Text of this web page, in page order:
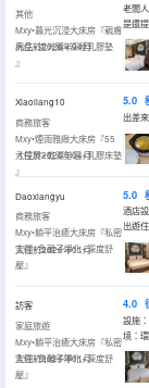
其他
Mxy•暮光沉浸大床房『親膚
棉品+遮光簾+深睡乳膠墊
』
入住於2026年04月
老闆
是還
Xiaoliang10
商務旅客
Mxy•煙雨雅緻大床房『55
寸投屏+乾濕分區+乳膠床墊
』
入住於2026年04月
5.0
出差
Daoxiangyu
商務旅客
Mxy•躺平治癒大床房『私密
空間+負離子凈化+深度舒
壓』
入住於2026年01月
5.0
酒店
出遊
訪客
家庭旅遊
Mxy•躺平治癒大床房『私密
空間+負離子凈化+深度舒
壓』
入住於2026年01月
4.0
設施
境：